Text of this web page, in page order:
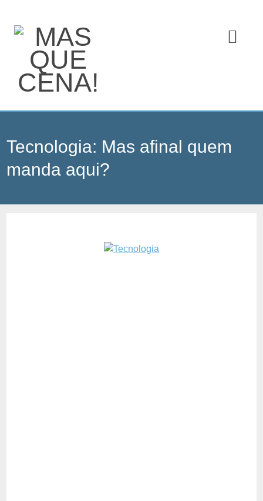
Tecnologia: Mas afinal quem
manda aqui?